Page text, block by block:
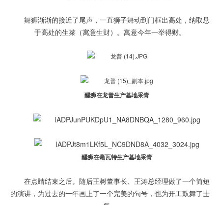
舞狮渐渐的接近了尾声，一直狮子舞动到门框出高处，纳取悬
于高处的生菜（寓意生财）。寓意今年一举得财。
醒狮在龙普生产基地采青
醒狮在毫瓦特生产基地采青
在点睛结束之后。随后王树董事长、王涛总经理做了一个简短
的演讲，为过去的一年画上了一个完美的句号，也为开工鼓舞了士